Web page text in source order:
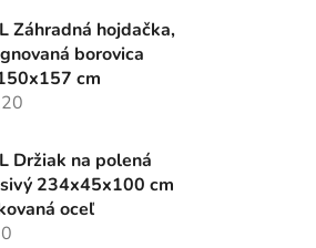
Záhradná hojdačka,
borovica
cm
Držiak na polená
234x45x100 cm
oceľ